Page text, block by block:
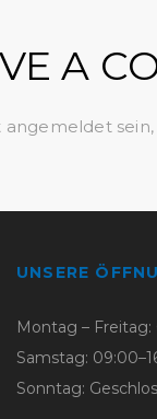
A
angemeldet
UNSERE
Montag – Freitag:
Samstag:
Sonntag: